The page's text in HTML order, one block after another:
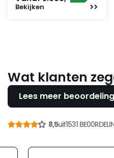
Bekijken
Wat klanten
Lees meer
8,5uit1531